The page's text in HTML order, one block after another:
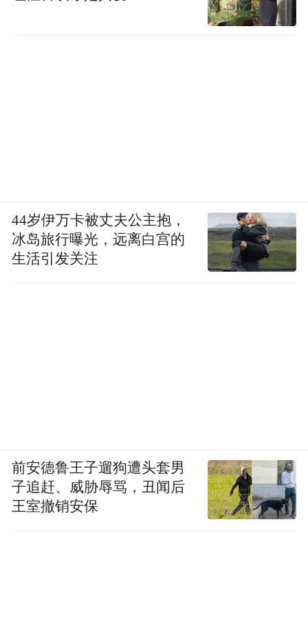
44岁伊万卡被丈夫公主抱，
冰岛旅行曝光，远离白宫的
生活引发关注
前安德鲁王子遛狗遭头套男
子追赶、威胁辱骂，丑闻后
王室撤销安保